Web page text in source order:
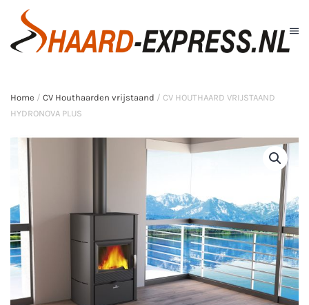
Skip to main content
Home / CV Houthaarden vrijstaand / CV HOUTHAARD VRIJSTAAND
HYDRONOVA PLUS